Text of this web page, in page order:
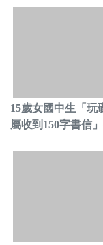
15歲女國中生「玩
屬收到150字書信